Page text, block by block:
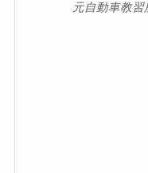
元自動車教